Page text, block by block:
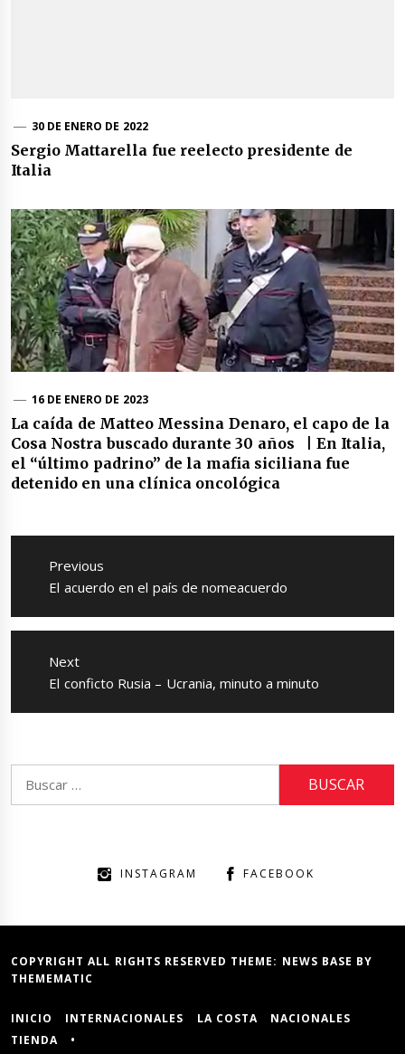
30 DE ENERO DE 2022
Sergio Mattarella fue reelecto presidente de
Italia
16 DE ENERO DE 2023
La caída de Matteo Messina Denaro, el capo de la
Cosa Nostra buscado durante 30 años | En Italia,
el “último padrino” de la mafia siciliana fue
detenido en una clínica oncológica
Navegación
entradas
Previous
Previous
El acuerdo en el país de nomeacuerdo
Next
Next
El conficto Rusia – Ucrania, minuto a minuto
INSTAGRAM FACEBOOK
COPYRIGHT ALL RIGHTS RESERVED THEME: NEWS BASE BY
THEMEMATIC
INICIO INTERNACIONALES LA COSTA
NACIONALES
TIENDA
•